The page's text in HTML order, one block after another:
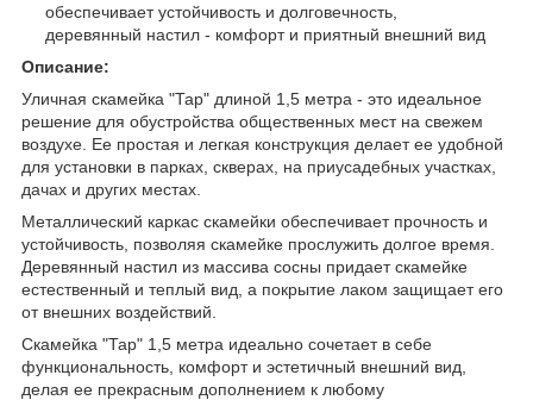
обеспечивает устойчивость и долговечность,
деревянный настил - комфорт и приятный внешний вид
Описание:
Уличная скамейка "Тар" длиной 1,5 метра - это идеальное
решение для обустройства общественных мест на свежем
воздухе. Ее простая и легкая конструкция делает ее удобной
для установки в парках, скверах, на приусадебных участках,
дачах и других местах.
Металлический каркас скамейки обеспечивает прочность и
устойчивость, позволяя скамейке прослужить долгое время.
Деревянный настил из массива сосны придает скамейке
естественный и теплый вид, а покрытие лаком защищает его
от внешних воздействий.
Скамейка "Тар" 1,5 метра идеально сочетает в себе
функциональность, комфорт и эстетичный внешний вид,
делая ее прекрасным дополнением к любому